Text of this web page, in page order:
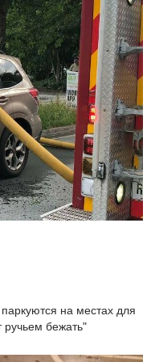
на местах для
ручьем бежать"